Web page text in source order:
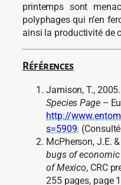
printemps sont
polyphages qui n’en
ainsi la productivité de
Références
Jamison, T.,
Species Page –
http://
s=5909.
McPherson, J.E.
bugs of
of Mexico, CRC
255 pages, page